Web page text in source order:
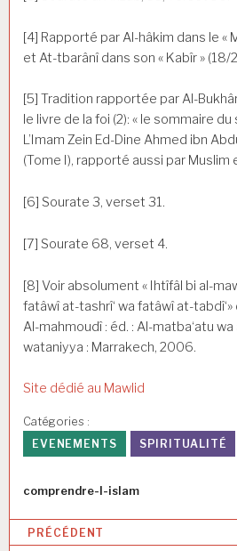
[4] Rapporté par Al-hâkim dans le «
et At-tbarânî dans son « Kabîr » (18/
[5] Tradition rapportée par Al-
le livre de la foi (2): « le sommaire du
L’Imam Zein Ed-Dine Ahmed ibn
(Tome I), rapporté aussi par Muslim
[6] Sourate 3, verset 31.
[7] Sourate 68, verset 4.
[8] Voir absolument « Ihtîfâl bi al-
fatâwî at-tashrî‘ wa fatâwî at-
Al-mahmoudî : éd. : Al-matba‘atu
wataniyya : Marrakech, 2006.
Site dédié au Mawlid
Catégories :
EVENEMENTS
SPIRITUALITÉ
Auteur
comprendre-l-islam
NPRÉCÉDENT